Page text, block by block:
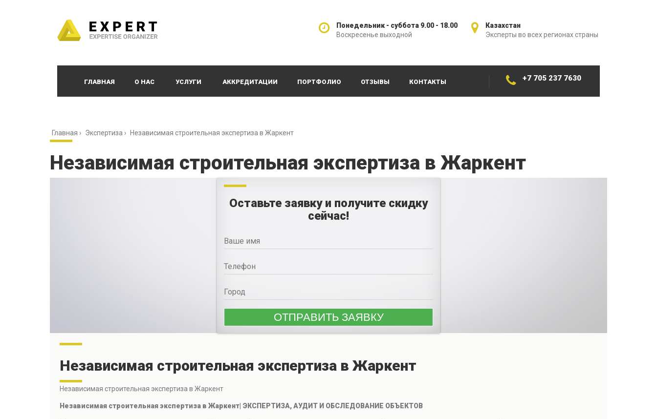
Казахстан
Эксперты во всех регионах страны
Понедельник - суббота 9.00 - 18.00
Воскресенье выходной
ГЛАВНАЯ О НАС УСЛУГИ АККРЕДИТАЦИИ ПОРТФОЛИО ОТЗЫВЫ КОНТАКТЫ +7 705 237 7630
Главная › Экспертиза › Независимая строительная экспертиза в Жаркент
Независимая строительная экспертиза в Жаркент
Оставьте заявку и получите скидку
сейчас!
Независимая строительная экспертиза в Жаркент
Независимая строительная экспертиза в Жаркент
Независимая строительная экспертиза в Жаркент| ЭКСПЕРТИЗА, АУДИТ И ОБСЛЕДОВАНИЕ ОБЪЕКТОВ